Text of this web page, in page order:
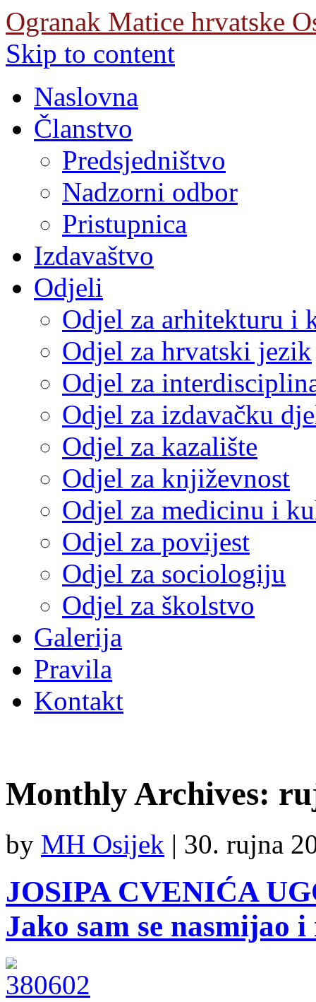
Ogranak Matice hrvatske
Skip to content
Naslovna
Članstvo
Predsjedništvo
Nadzorni odbor
Pristupnica
Izdavaštvo
Odjeli
Odjel za arhitekturu i
Odjel za hrvatski jezik
Odjel za
Odjel za izdavačku
Odjel za kazalište
Odjel za književnost
Odjel za medicinu i
Odjel za povijest
Odjel za sociologiju
Odjel za školstvo
Galerija
Pravila
Kontakt
Monthly Archives:
by MH Osijek | 30. rujna
JOSIPA CVENIĆA
Jako sam se nasmijao